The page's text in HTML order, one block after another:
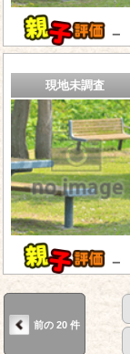
－
現地未調査
－
前の 20 件